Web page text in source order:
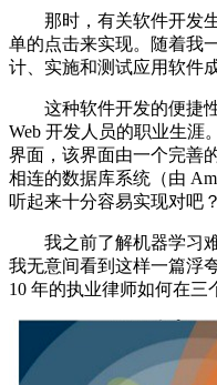
那时，有关软件开发生
单的点击来实现。随着我
计、实施和测试应用软件
这种软件开发的便捷性
Web 开发人员的职业生涯
界面，该界面由一个完善
相连的数据库系统（由
听起来十分容易实现对吧？
我之前了解机器学习难
我无意间看到这样一篇浮
10 年的执业律师如何在三